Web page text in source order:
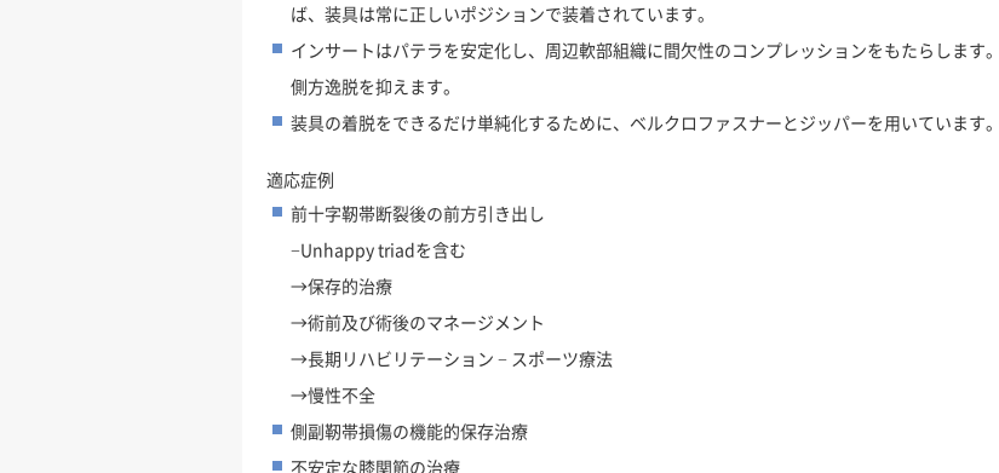
ば、装具は常に正しいポジションで装着されています。
インサートはパテラを安定化し、周辺軟部組織に間欠性のコンプレッションをもたらします
側方逸脱を抑えます。
装具の着脱をできるだけ単純化するために、ベルクロファスナーとジッパーを用いています。
適応症例
前十字靭帯断裂後の前方引き出し
−Unhappy triadを含む
→保存的治療
→術前及び術後のマネージメント
→長期リハビリテーション − スポーツ療法
→慢性不全
側副靭帯損傷の機能的保存治療
不安定な膝関節の治療